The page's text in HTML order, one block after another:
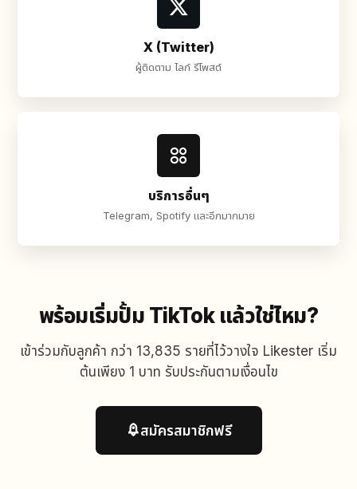
X (Twitter)
ผู้ติดตาม ไลก์ รีโพสต์
บริการอื่นๆ
Telegram, Spotify และอีกมากมาย
พร้อมเริ่มปั้ม TikTok แล้วใช่ไหม?
เข้าร่วมกับลูกค้า กว่า 13,835 รายที่ไว้วางใจ Likester เริ่ม
ต้นเพียง 1 บาท รับประกันตามเงื่อนไข
สมัครสมาชิกฟรี